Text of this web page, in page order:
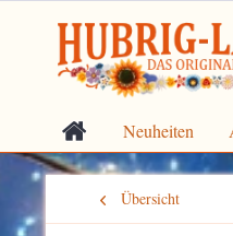
Neuheiten
Übersicht